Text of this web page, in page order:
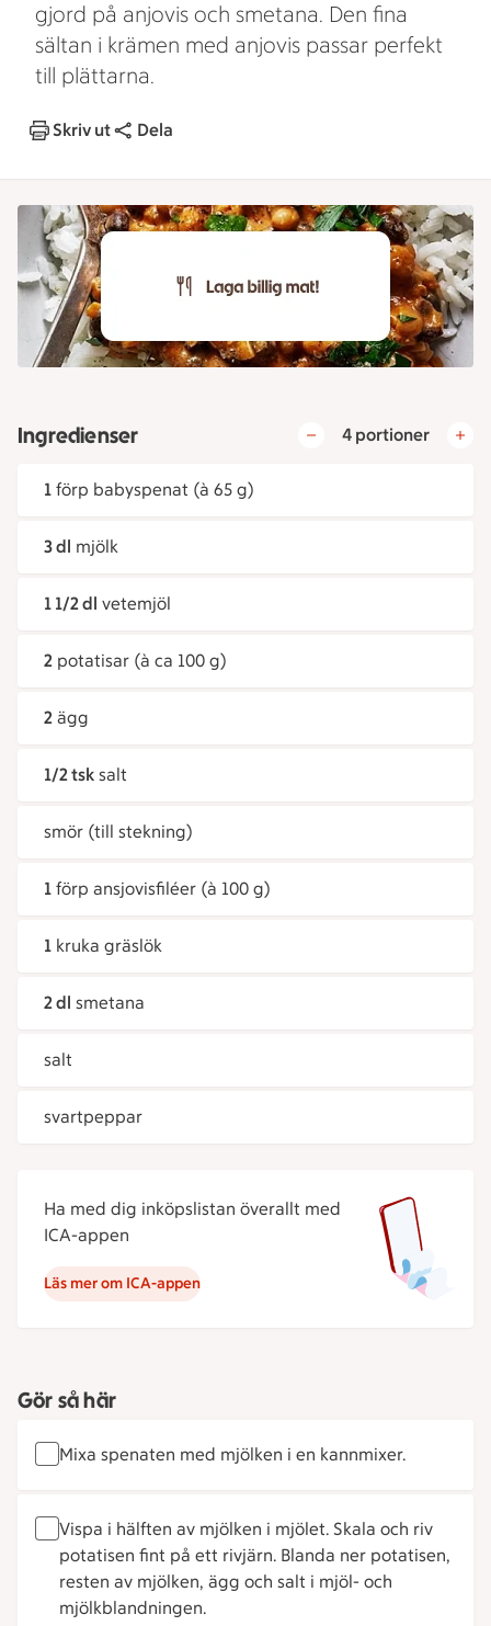
gjord på anjovis och smetana. Den fina
sältan i krämen med anjovis passar perfekt
till plättarna.
Skriv ut Dela
Ingredienser 4 portioner
1 förp babyspenat (à 65 g)
3 dl mjölk
1 1/2 dl vetemjöl
2 potatisar (à ca 100 g)
2 ägg
1/2 tsk salt
smör (till stekning)
1 förp ansjovisfiléer (à 100 g)
1 kruka gräslök
2 dl smetana
salt
svartpeppar
Ha med dig inköpslistan överallt med
ICA-appen
Läs mer om ICA-appen
Gör så här
Mixa spenaten med mjölken i en kannmixer.
Vispa i hälften av mjölken i mjölet. Skala och riv
potatisen fint på ett rivjärn. Blanda ner potatisen,
resten av mjölken, ägg och salt i mjöl- och
mjölkblandningen.